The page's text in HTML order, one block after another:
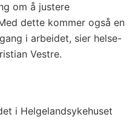
om å justere
dette kommer også en
i arbeidet, sier helse-
Vestre.
i Helgelandsykehuset